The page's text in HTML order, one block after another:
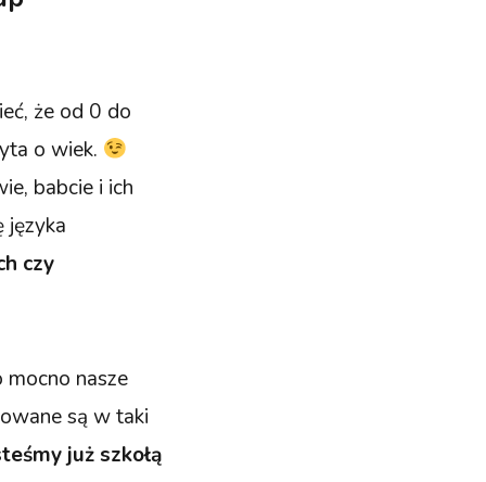
że od 0 do
o wiek.
babcie i ich
języka
czy
mocno nasze
są w taki
już szkołą